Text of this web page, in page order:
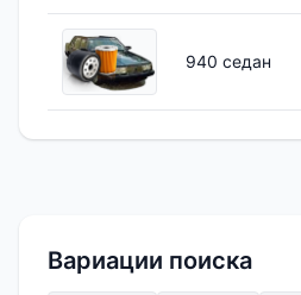
940 седан
Вариации поиска